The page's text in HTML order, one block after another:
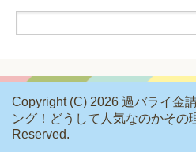
Copyright (C) 2026 過バライ金
ング！どうして人気なのかその
Reserved.